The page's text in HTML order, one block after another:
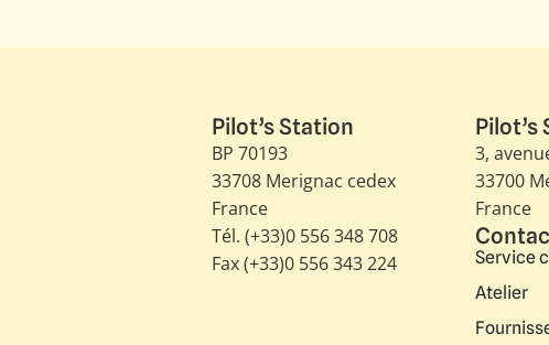
Pilot’s Station
BP 70193
33708 Merignac cedex
France
Tél. (+33)0 556 348 708
Fax (+33)0 556 343 224
Pilot’s
3,
33700
France
Service
Atelier